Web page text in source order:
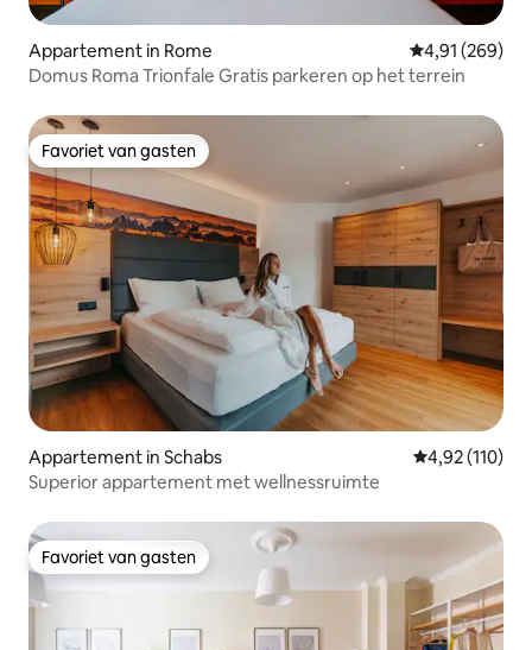
Appartement in Rome Gemiddelde
4,91 (269)
Domus Roma Trionfale Gratis parkeren op het terrein
Favoriet van gasten
Favoriet van gasten
Appartement in Schabs Gemiddelde
4,92 (110)
Superior appartement met wellnessruimte
Favoriet van gasten
Favoriet van gasten